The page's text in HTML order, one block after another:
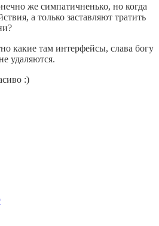
же симпатичненько, но когда
а только заставляют тратить
какие там интерфейсы, слава богу
удаляются.
:)